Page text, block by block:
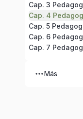
Cap. 3
Cap. 4
Cap. 5
Cap. 6
Cap. 7
Más